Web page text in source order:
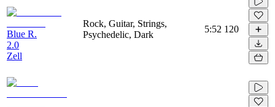
Blue R.
2.0
Zell
Rock, Guitar, Strings,
Psychedelic, Dark
5:52 120